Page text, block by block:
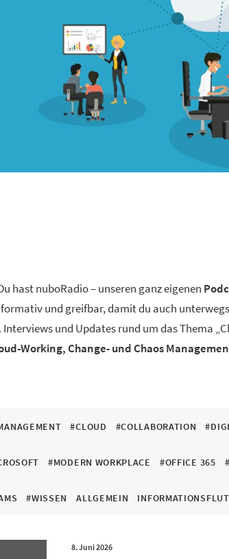
hast nuboRadio – unseren ganz eigenen
und greifbar, damit du auch
Interviews und Updates rund um das Thema
Working, Change- und Chaos
#CLOUD #COLLABORATION
#MODERN WORKPLACE #OFFICE 365
#WISSEN ALLGEMEIN INFORMATIONSFLUT
8. Juni 2026